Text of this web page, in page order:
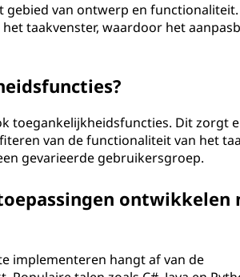
van ontwerp en
taakvenster, waardoor het
toegankelijkheidsfuncties. Dit zorgt
van de functionaliteit van het
gevarieerde gebruikersgroep.
ontwikkelen
implementeren hangt af van de